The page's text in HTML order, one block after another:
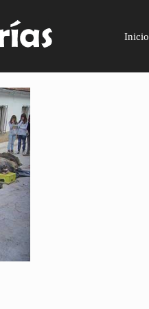
Inicio